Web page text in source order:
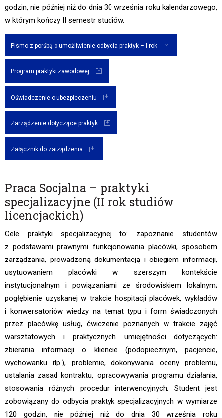
godzin, nie później niż do dnia 30 września roku kalendarzowego,
w którym kończy II semestr studiów.
Pismo z porśbą o umożliwienie odbycia praktyk – I rok
Program praktyki zawodowej
Oświadczenie o ubezpieczeniu
Zarządzenie dotyczące praktyk
Załącznik do zarządzenia
Praca Socjalna – praktyki
specjalizacyjne (II rok studiów
licencjackich)
Cele praktyki specjalizacyjnej to: zapoznanie studentów
z podstawami prawnymi funkcjonowania placówki, sposobem
zarządzania, prowadzoną dokumentacją i obiegiem informacji,
usytuowaniem placówki w szerszym kontekście
instytucjonalnym i powiązaniami ze środowiskiem lokalnym;
pogłębienie uzyskanej w trakcie hospitacji placówek, wykładów
i konwersatoriów wiedzy na temat typu i form świadczonych
przez placówkę usług, ćwiczenie poznanych w trakcie zajęć
warsztatowych i praktycznych umiejętności dotyczących:
zbierania informacji o kliencie (podopiecznym, pacjencie,
wychowanku itp.), problemie, dokonywania oceny problemu,
ustalania zasad kontraktu, opracowywania programu działania,
stosowania różnych procedur interwencyjnych. Student jest
zobowiązany do odbycia praktyk specjalizacyjnych w wymiarze
120 godzin, nie później niż do dnia 30 września roku